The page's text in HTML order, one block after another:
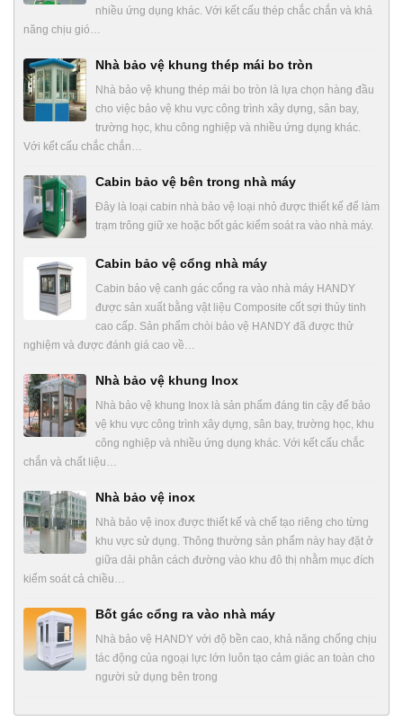
nhiều ứng dụng khác. Với kết cấu thép chắc chắn và khả
năng chịu gió…
Nhà bảo vệ khung thép mái bo tròn
Nhà bảo vệ khung thép mái bo tròn là lựa chọn hàng đầu
cho việc bảo vệ khu vực công trình xây dựng, sân bay,
trường học, khu công nghiệp và nhiều ứng dụng khác.
Với kết cấu chắc chắn…
Cabin bảo vệ bên trong nhà máy
Đây là loại cabin nhà bảo vệ loại nhỏ được thiết kế để làm
trạm trông giữ xe hoặc bốt gác kiểm soát ra vào nhà máy.
Cabin bảo vệ cổng nhà máy
Cabin bảo vệ canh gác cổng ra vào nhà máy HANDY
được sản xuất bằng vật liệu Composite cốt sợi thủy tinh
cao cấp. Sản phẩm chòi bảo vệ HANDY đã được thử
nghiệm và được đánh giá cao về…
Nhà bảo vệ khung Inox
Nhà bảo vệ khung Inox là sản phẩm đáng tin cậy để bảo
vệ khu vực công trình xây dựng, sân bay, trường học, khu
công nghiệp và nhiều ứng dụng khác. Với kết cấu chắc
chắn và chất liệu…
Nhà bảo vệ inox
Nhà bảo vệ inox được thiết kế và chế tạo riêng cho từng
khu vực sử dụng. Thông thường sản phẩm này hay đặt ở
giữa dải phân cách đường vào khu đô thị nhằm mục đích
kiểm soát cả chiều…
Bốt gác cổng ra vào nhà máy
Nhà bảo vệ HANDY với độ bền cao, khả năng chống chịu
tác động của ngoại lực lớn luôn tạo cảm giác an toàn cho
người sử dụng bên trong